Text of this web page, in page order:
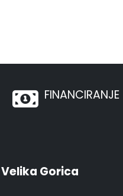
FINANCIRANJE
Velika Gorica